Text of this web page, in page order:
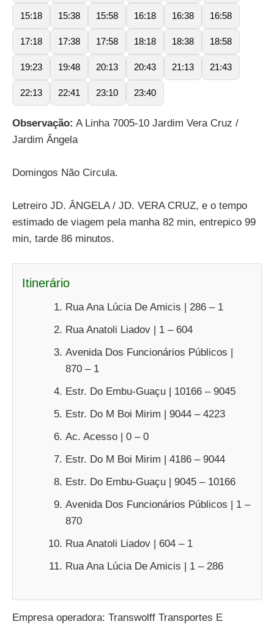
15:18 15:38 15:58 16:18 16:38 16:58
17:18 17:38 17:58 18:18 18:38 18:58
19:23 19:48 20:13 20:43 21:13 21:43
22:13 22:41 23:10 23:40
Observação: A Linha 7005-10 Jardim Vera Cruz /
Jardim Ângela
Domingos Não Circula.
Letreiro JD. ÂNGELA / JD. VERA CRUZ, e o tempo
estimado de viagem pela manha 82 min, entrepico 99
min, tarde 86 minutos.
Itinerário
Rua Ana Lúcia De Amicis | 286 – 1
Rua Anatoli Liadov | 1 – 604
Avenida Dos Funcionários Públicos |
870 – 1
Estr. Do Embu-Guaçu | 10166 – 9045
Estr. Do M Boi Mirim | 9044 – 4223
Ac. Acesso | 0 – 0
Estr. Do M Boi Mirim | 4186 – 9044
Estr. Do Embu-Guaçu | 9045 – 10166
Avenida Dos Funcionários Públicos | 1 –
870
Rua Anatoli Liadov | 604 – 1
Rua Ana Lúcia De Amicis | 1 – 286
Empresa operadora: Transwolff Transportes E